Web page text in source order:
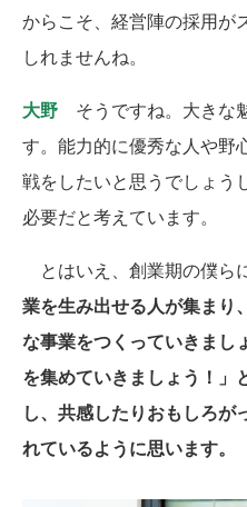
からこそ、経営陣の採用が
しれませんね。
大野 そうですね。大きな
す。能力的に優秀な人や野
戦をしたいと思うでしょう
必要だと考えています。
とはいえ、創業期の僕ら
業を生み出せる人が集まり
な事業をつくっていきまし
を集めていきましょう！」
し、共感したりおもしろが
れているように思います。